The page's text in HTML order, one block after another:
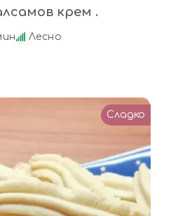
крем .
Лесно
Сладко